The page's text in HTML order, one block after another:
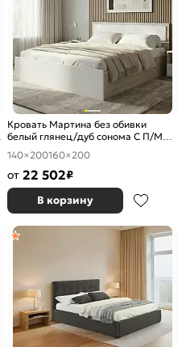
Кровать Мартина без обивки
белый глянец/дуб сонома С П/М
1400x2000, ортопедическое
основание, изголовье жесткое
140×200160×200
от 22 502₽
В корзину